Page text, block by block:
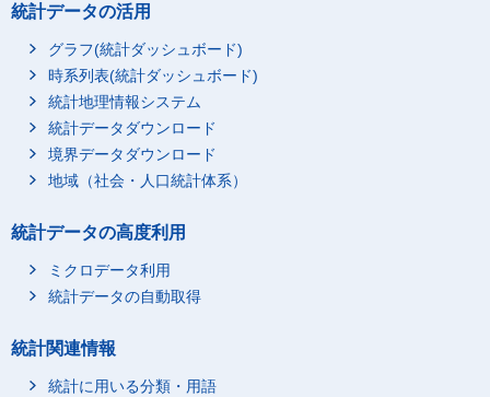
統計データの活用
グラフ(統計ダッシュボード)
時系列表(統計ダッシュボード)
統計地理情報システム
統計データダウンロード
境界データダウンロード
地域（社会・人口統計体系）
統計データの高度利用
ミクロデータ利用
統計データの自動取得
統計関連情報
統計に用いる分類・用語